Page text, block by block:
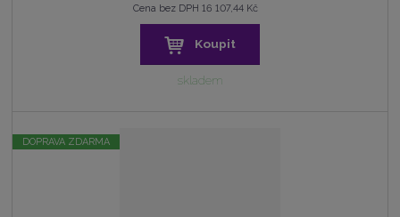
Cena bez DPH 16 107,44 Kč
Koupit
skladem
DOPRAVA ZDARMA